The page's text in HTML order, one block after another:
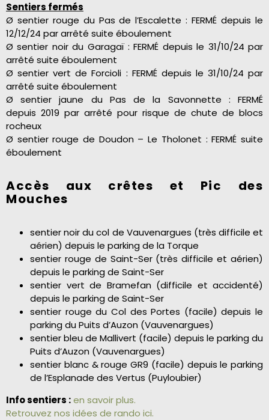
Sentiers fermés
Ø sentier rouge du Pas de l’Escalette : FERMÉ depuis le
12/12/24 par arrêté suite éboulement
Ø sentier noir du Garagaï : FERMÉ depuis le 31/10/24 par
arrêté suite éboulement
Ø sentier vert de Forcioli : FERMÉ depuis le 31/10/24 par
arrêté suite éboulement
Ø sentier jaune du Pas de la Savonnette : FERMÉ
depuis 2019 par arrêté pour risque de chute de blocs
rocheux
Ø sentier rouge de Doudon – Le Tholonet : FERMÉ suite
éboulement
Accès aux crêtes et Pic des
Mouches
sentier noir du col de Vauvenargues (très difficile et
aérien) depuis le parking de la Torque
sentier rouge de Saint-Ser (très difficile et aérien)
depuis le parking de Saint-Ser
sentier vert de Bramefan (difficile et accidenté)
depuis le parking de Saint-Ser
sentier rouge du Col des Portes (facile) depuis le
parking du Puits d’Auzon (Vauvenargues)
sentier bleu de Mallivert (facile) depuis le parking du
Puits d’Auzon (Vauvenargues)
sentier blanc & rouge GR9 (facile) depuis le parking
de l’Esplanade des Vertus (Puyloubier)
Info sentiers :en savoir plus.
Retrouvez nos idées de rando ici.